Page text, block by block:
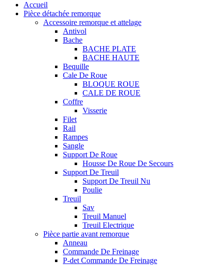
Accueil
Pièce détachée remorque
Accessoire remorque et attelage
Antivol
Bache
BACHE PLATE
BACHE HAUTE
Bequille
Cale De Roue
BLOQUE ROUE
CALE DE ROUE
Coffre
Visserie
Filet
Rail
Rampes
Sangle
Support De Roue
Housse De Roue De Secours
Support De Treuil
Support De Treuil Nu
Poulie
Treuil
Sav
Treuil Manuel
Treuil Electrique
Pièce partie avant remorque
Anneau
Commande De Freinage
P-det Commande De Freinage